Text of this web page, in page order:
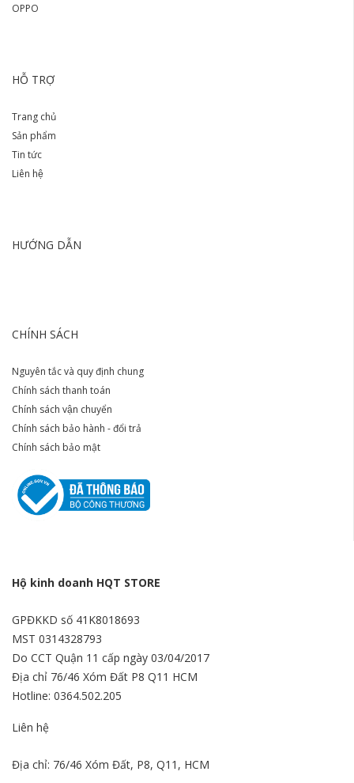
OPPO
HỖ TRỢ
Trang chủ
Sản phẩm
Tin tức
Liên hệ
HƯỚNG DẪN
CHÍNH SÁCH
Nguyên tắc và quy định chung
Chính sách thanh toán
Chính sách vận chuyển
Chính sách bảo hành - đổi trả
Chính sách bảo mật
Hộ kinh doanh HQT STORE
GPĐKKD số 41K8018693
MST 0314328793
Do CCT Quận 11 cấp ngày 03/04/2017
Địa chỉ 76/46 Xóm Đất P8 Q11 HCM
Hotline: 0364.502.205
Liên hệ
Địa chỉ: 76/46 Xóm Đất, P8, Q11, HCM